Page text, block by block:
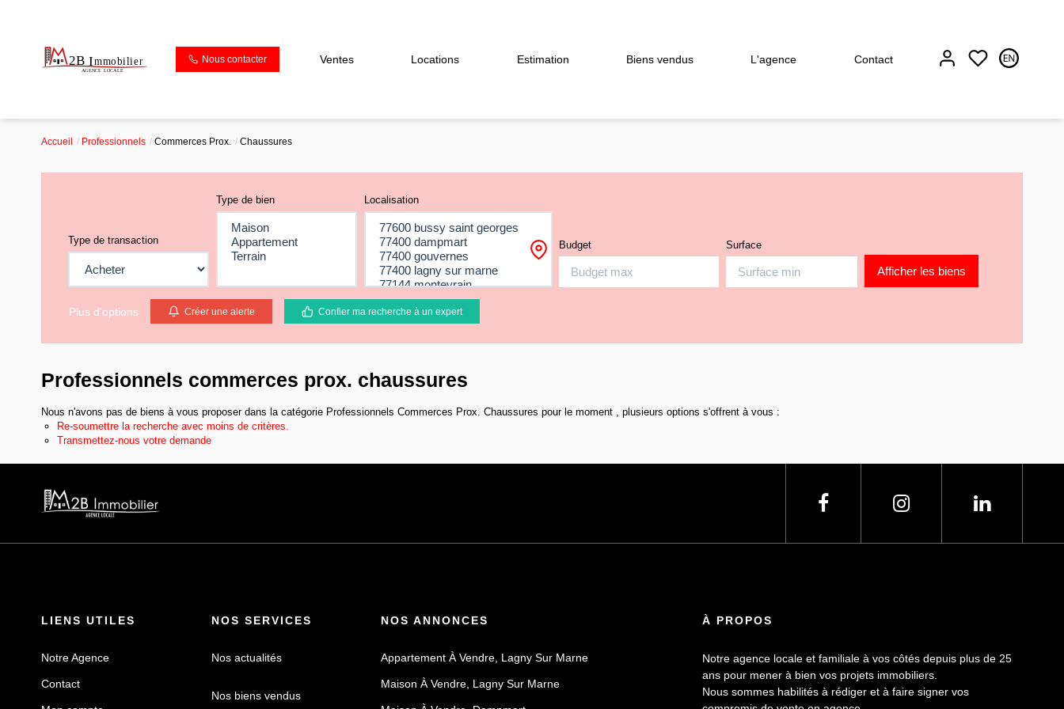
Nous contacter Ventes Locations Estimation Biens vendus L'agence Contact
Accueil Professionnels Commerces Prox. Chaussures
Type de transaction
Type de bien Localisation
Budget Surface
Plus d'options Créer une alerte Confier ma recherche à un expert
Professionnels commerces prox. chaussures
Nous n'avons pas de biens à vous proposer dans la catégorie Professionnels Commerces Prox. Chaussures pour le moment , plusieurs options s'offrent à vous :
Re-soumettre la recherche avec moins de critères.
Transmettez-nous votre demande
LIENS UTILES
Notre Agence
Contact
NOS SERVICES
Nos actualités
Nos biens vendus
NOS ANNONCES
Appartement À Vendre, Lagny Sur Marne
Maison À Vendre, Lagny Sur Marne
À PROPOS
Notre agence locale et familiale à vos côtés depuis plus de 25
ans pour mener à bien vos projets immobiliers.
Nous sommes habilités à rédiger et à faire signer vos